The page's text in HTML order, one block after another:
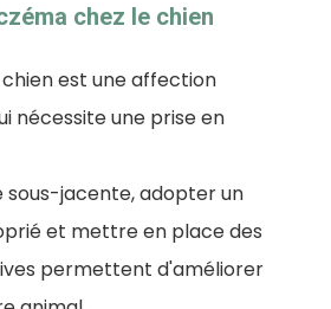
chez le chien
est une affection
nécessite une prise en
sous-jacente, adopter un
et mettre en place des
permettent d'améliorer